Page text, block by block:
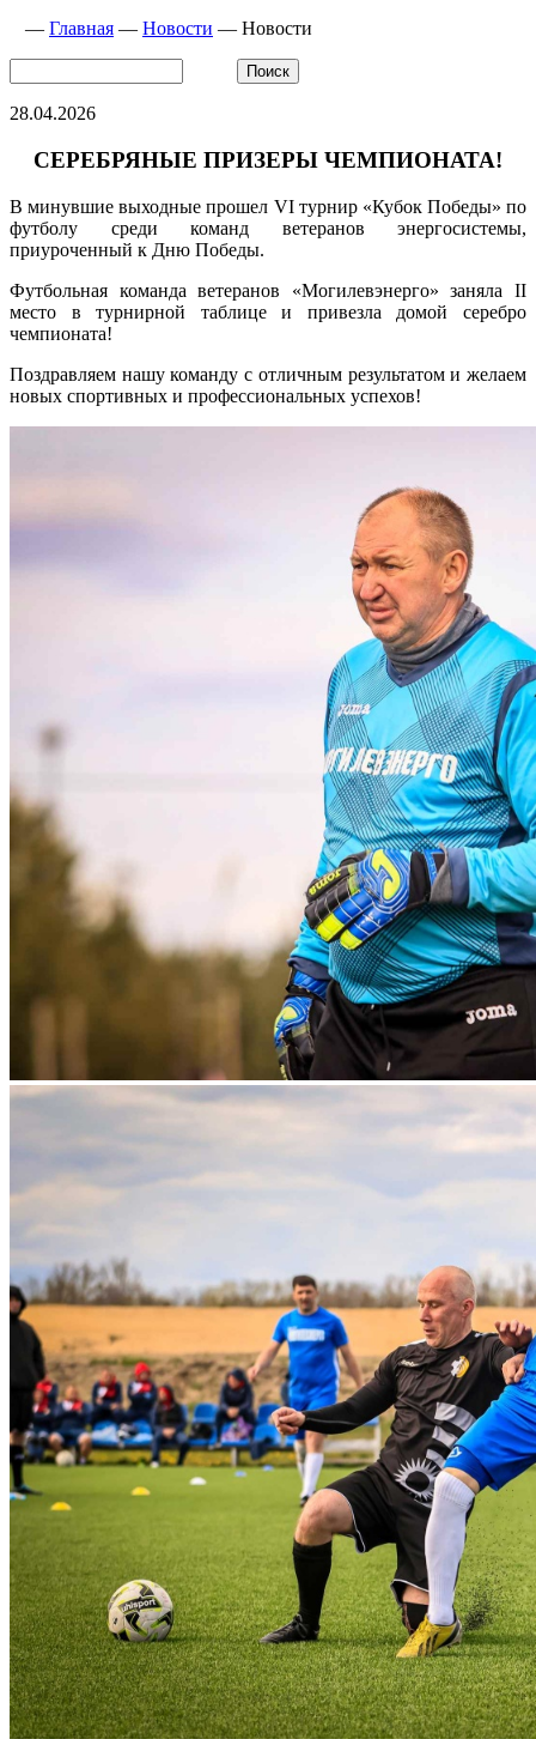
— Главная — Новости — Новости
28.04.2026
СЕРЕБРЯНЫЕ ПРИЗЕРЫ ЧЕМПИОНАТА!
В минувшие выходные прошел VI турнир «Кубок Победы» по
футболу среди команд ветеранов энергосистемы,
приуроченный к Дню Победы.
Футбольная команда ветеранов «Могилевэнерго» заняла II
место в турнирной таблице и привезла домой серебро
чемпионата!
Поздравляем нашу команду с отличным результатом и желаем
новых спортивных и профессиональных успехов!